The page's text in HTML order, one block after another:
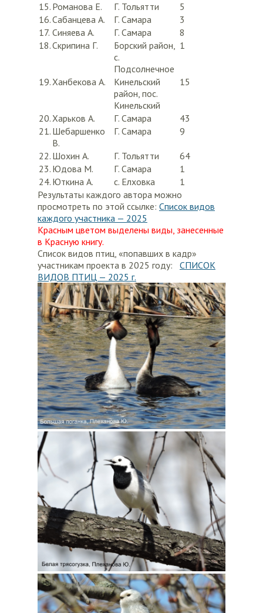
15. Романова Е. Г. Тольятти
5
16.Сабанцева А. Г. Самара
3
17. Синяева А. Г. Самара
8
18.Скрипина Г.
Борский район,
с.
Подсолнечное
1
19.Ханбекова А.
Кинельский
район, пос.
Кинельский
15
20.Харьков А. Г. Самара
43
21. Шебаршенко
В.
Г. Самара 9
22. Шохин А. Г. Тольятти
64
23. Юдова М. Г. Самара
1
24. Юткина А. с. Елховка
1
Результаты каждого автора можно
просмотреть по этой ссылке: Список видов
каждого участника — 2025
Красным цветом выделены виды, занесенные
в Красную книгу.
Список видов птиц, «попавших в кадр»
участникам проекта в 2025 году: СПИСОК
ВИДОВ ПТИЦ — 2025 г.